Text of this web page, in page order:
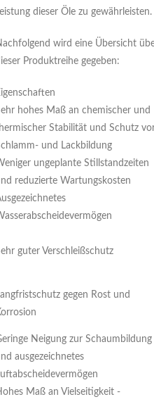
dieser Öle zu gewährleisten.
wird eine Übersicht
Produktreihe gegeben:
hohes Maß an chemischer und
Stabilität und Schutz
und Lackbildung
ungeplante Stillstandzeiten
reduzierte Wartungskosten
guter Verschleißschutz
gegen Rost und
Neigung zur Schaumbildung
ausgezeichnetes
Maß an Vielseitigkeit -